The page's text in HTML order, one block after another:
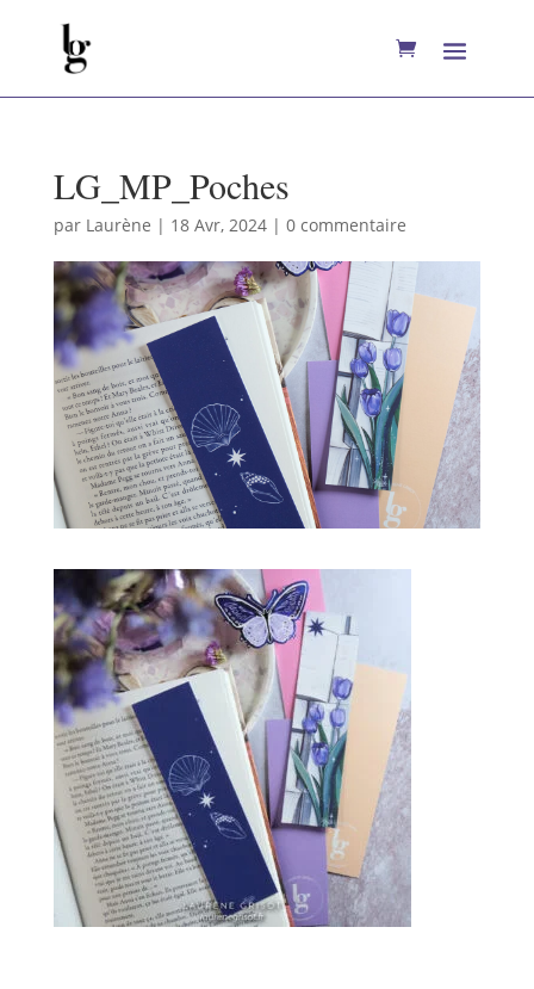
LG_MP_Poches
par Laurène | 18 Avr, 2024| 0 commentaire